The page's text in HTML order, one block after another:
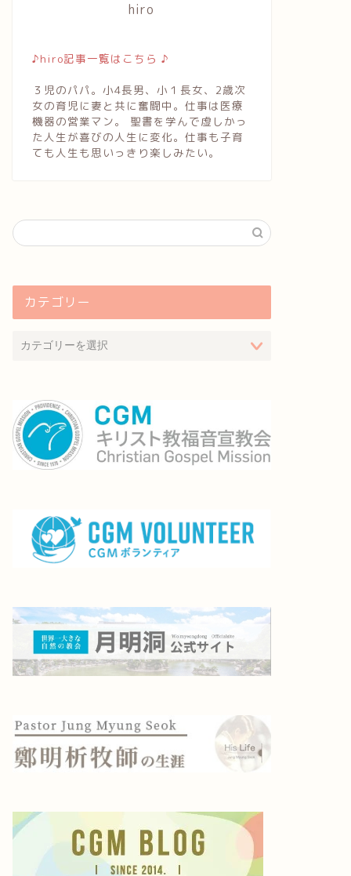
hiro
♪hiro記事一覧はこちら ♪
３児のパパ。小4長男、小１長女、2歳次
女の育児に妻と共に奮闘中。仕事は医療
機器の営業マン。 聖書を学んで虚しかっ
た人生が喜びの人生に変化。仕事も子育
ても人生も思いっきり楽しみたい。
カテゴリー